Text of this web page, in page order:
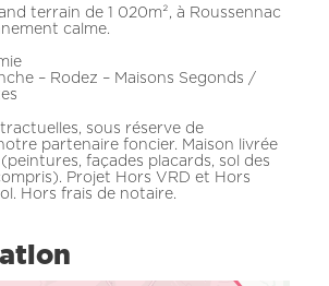
terrain de 1 020m², à Roussennac
calme.
– Rodez – Maisons Segonds /
sous réserve de
partenaire foncier. Maison livrée
façades placards, sol des
Projet Hors VRD et Hors
Hors frais de notaire.